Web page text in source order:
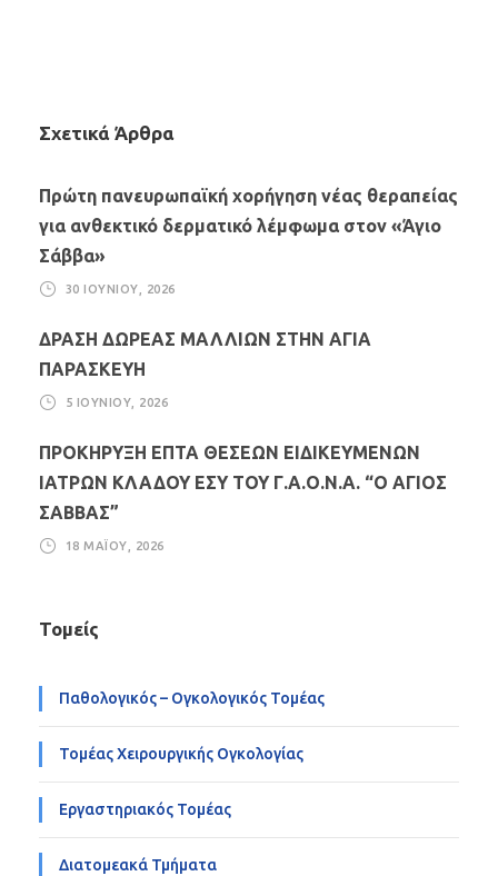
Σχετικά Άρθρα
Πρώτη πανευρωπαϊκή χορήγηση νέας θεραπείας
για ανθεκτικό δερματικό λέμφωμα στον «Άγιο
Σάββα»
30 ΙΟΥΝΊΟΥ, 2026
ΔΡΑΣΗ ΔΩΡΕΑΣ ΜΑΛΛΙΩΝ ΣΤΗΝ ΑΓΙΑ
ΠΑΡΑΣΚΕΥΗ
5 ΙΟΥΝΊΟΥ, 2026
ΠΡΟΚΗΡΥΞΗ ΕΠΤΑ ΘΕΣΕΩΝ ΕΙΔΙΚΕΥΜΕΝΩΝ
ΙΑΤΡΩΝ ΚΛΑΔΟΥ ΕΣΥ ΤΟΥ Γ.Α.Ο.Ν.Α. “Ο ΑΓΙΟΣ
ΣΑΒΒΑΣ”
18 ΜΑΪ́ΟΥ, 2026
Τομείς
Παθολογικός – Ογκολογικός Τομέας
Τομέας Χειρουργικής Ογκολογίας
Εργαστηριακός Τομέας
Διατομεακά Τμήματα